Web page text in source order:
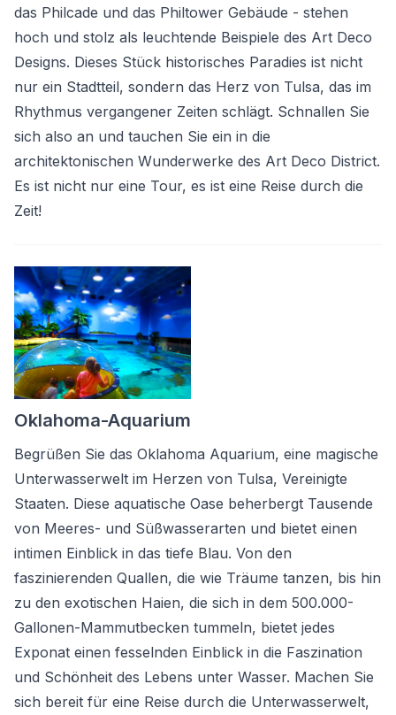
das Philcade und das Philtower Gebäude - stehen
hoch und stolz als leuchtende Beispiele des Art Deco
Designs. Dieses Stück historisches Paradies ist nicht
nur ein Stadtteil, sondern das Herz von Tulsa, das im
Rhythmus vergangener Zeiten schlägt. Schnallen Sie
sich also an und tauchen Sie ein in die
architektonischen Wunderwerke des Art Deco District.
Es ist nicht nur eine Tour, es ist eine Reise durch die
Zeit!
Oklahoma-Aquarium
Begrüßen Sie das Oklahoma Aquarium, eine magische
Unterwasserwelt im Herzen von Tulsa, Vereinigte
Staaten. Diese aquatische Oase beherbergt Tausende
von Meeres- und Süßwasserarten und bietet einen
intimen Einblick in das tiefe Blau. Von den
faszinierenden Quallen, die wie Träume tanzen, bis hin
zu den exotischen Haien, die sich in dem 500.000-
Gallonen-Mammutbecken tummeln, bietet jedes
Exponat einen fesselnden Einblick in die Faszination
und Schönheit des Lebens unter Wasser. Machen Sie
sich bereit für eine Reise durch die Unterwasserwelt,